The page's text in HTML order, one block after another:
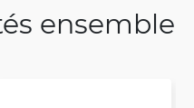
ensemble